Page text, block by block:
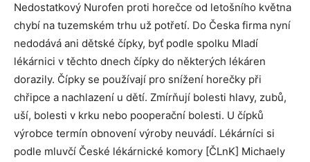
Nedostatkový Nurofen proti horečce od letošního května
chybí na tuzemském trhu už potřetí. Do Česka firma nyní
nedodává ani dětské čípky, byť podle spolku Mladí
lékárnici v těchto dnech čípky do některých lékáren
dorazily. Čípky se používají pro snížení horečky při
chřipce a nachlazení u dětí. Zmírňují bolesti hlavy, zubů,
uší, bolesti v krku nebo pooperační bolesti. U čípků
výrobce termín obnovení výroby neuvádí. Lékárníci si
podle mluvčí České lékárnické komory [ČLnK] Michaely